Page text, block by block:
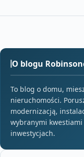
O blogu
To blog o domu,
nieruchomości.
modernizacją,
wybranymi
inwestycjach.